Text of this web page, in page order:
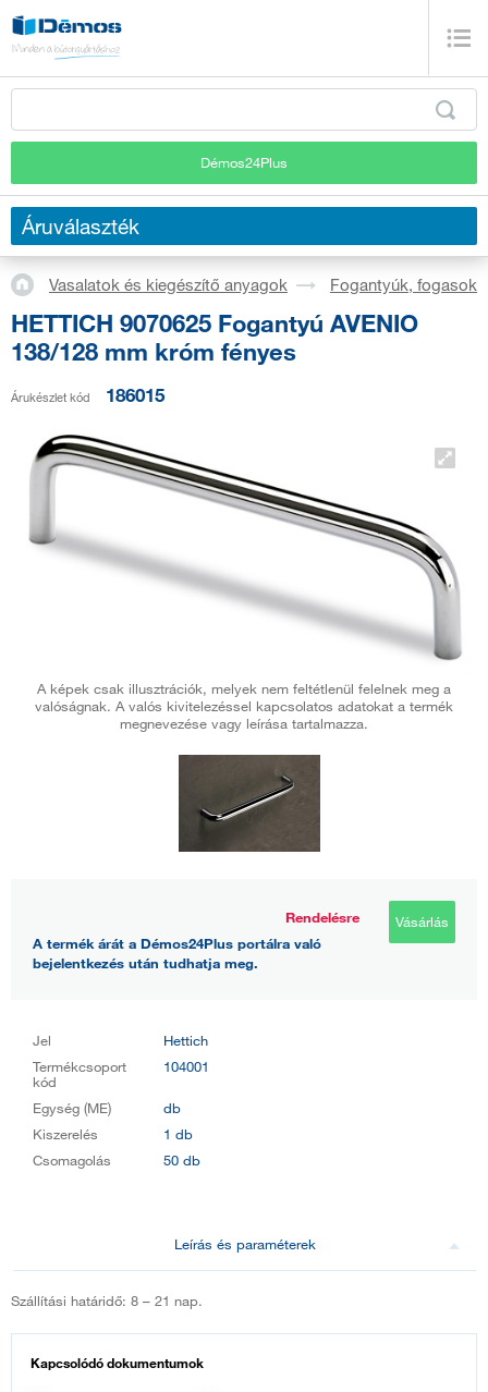
Démos24Plus
Áruválaszték
Vasalatok és kiegészítő anyagok Fogantyúk, fogasok
HETTICH 9070625 Fogantyú AVENIO
138/128 mm króm fényes
Árukészlet kód 186015
A képek csak illusztrációk, melyek nem feltétlenül felelnek meg a
valóságnak. A valós kivitelezéssel kapcsolatos adatokat a termék
megnevezése vagy leírása tartalmazza.
Rendelésre
A termék árát a Démos24Plus portálra való
bejelentkezés után tudhatja meg.
Vásárlás
Jel
Hettich
Termékcsoport
kód
104001
Egység (ME)
db
Kiszerelés
1 db
Csomagolás
50 db
Leírás és paraméterek
Szállítási határidő: 8 – 21 nap.
Kapcsolódó dokumentumok